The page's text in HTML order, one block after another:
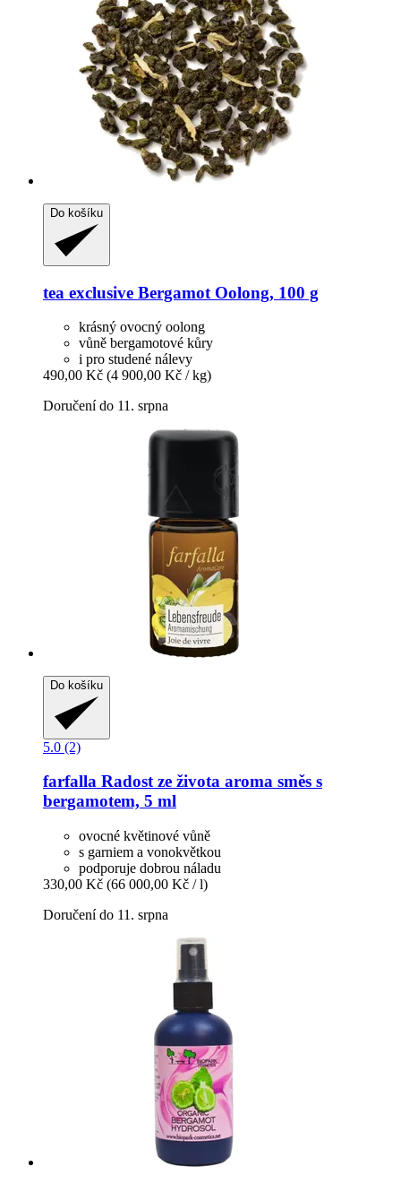
Do košíku
tea exclusive Bergamot Oolong, 100 g
krásný ovocný oolong
vůně bergamotové kůry
i pro studené nálevy
490,00 Kč (4 900,00 Kč / kg)
Doručení do 11. srpna
Do košíku
5.0 (2)
farfalla Radost ze života aroma směs s
bergamotem, 5 ml
ovocné květinové vůně
s garniem a vonokvětkou
podporuje dobrou náladu
330,00 Kč (66 000,00 Kč / l)
Doručení do 11. srpna